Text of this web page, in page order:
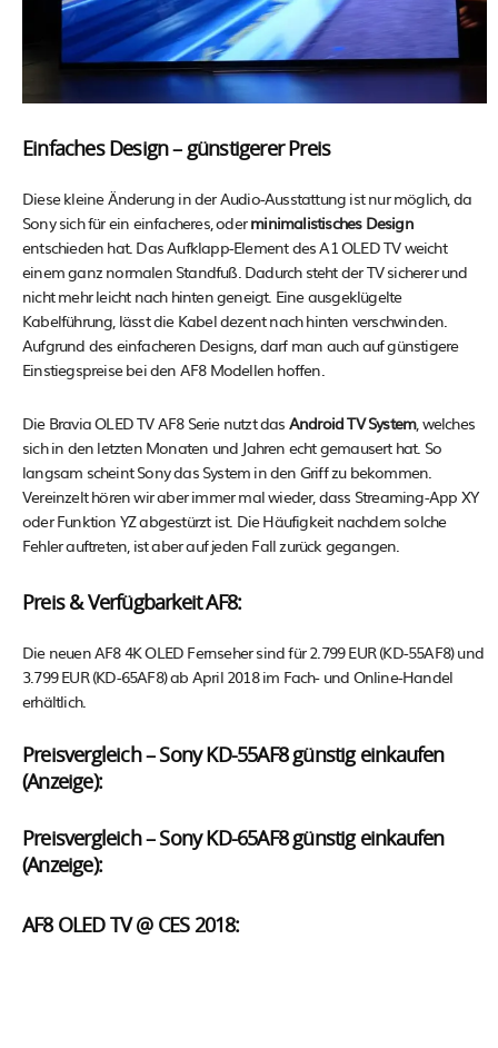
Einfaches Design – günstigerer Preis
Diese kleine Änderung in der Audio-Ausstattung ist nur möglich, da
Sony sich für ein einfacheres, oderminimalistisches Design
entschieden hat. Das Aufklapp-Element des A1 OLED TV weicht
einem ganz normalen Standfuß. Dadurch steht der TV sicherer und
nicht mehr leicht nach hinten geneigt. Eine ausgeklügelte
Kabelführung, lässt die Kabel dezent nach hinten verschwinden.
Aufgrund des einfacheren Designs, darf man auch auf günstigere
Einstiegspreise bei den AF8 Modellen hoffen.
Die Bravia OLED TV AF8 Serie nutzt das Android TV System, welches
sich in den letzten Monaten und Jahren echt gemausert hat. So
langsam scheint Sony das System in den Griff zu bekommen.
Vereinzelt hören wir aber immer mal wieder, dass Streaming-App XY
oder Funktion YZ abgestürzt ist. Die Häufigkeit nachdem solche
Fehler auftreten, ist aber auf jeden Fall zurück gegangen.
Preis & Verfügbarkeit AF8:
Die neuen AF8 4K OLED Fernseher sind für 2.799 EUR (KD-55AF8) und
3.799 EUR (KD-65AF8) ab April 2018 im Fach- und Online-Handel
erhältlich.
Preisvergleich – Sony KD-55AF8 günstig einkaufen
(Anzeige):
Preisvergleich – Sony KD-65AF8 günstig einkaufen
(Anzeige):
AF8 OLED TV @ CES 2018: